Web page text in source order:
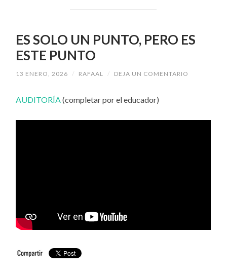
ES SOLO UN PUNTO, PERO ES
ESTE PUNTO
13 ENERO, 2026 / RAFAAL / DEJA UN COMENTARIO
AUDITORÍA (completar por el educador)